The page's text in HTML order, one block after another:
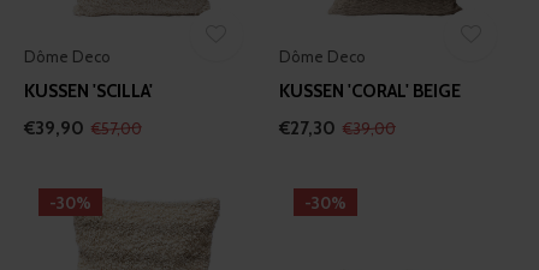
Dôme Deco
KUSSEN 'SCILLA'
€39,90 €57,00
Dôme Deco
KUSSEN 'CORAL' BEIGE
€27,30 €39,00
-30% -30%